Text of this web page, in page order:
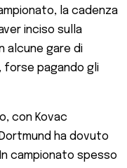
la cadenza
inciso sulla
alcune gare di
forse pagando gli
con Kovac
ha dovuto
campionato spesso